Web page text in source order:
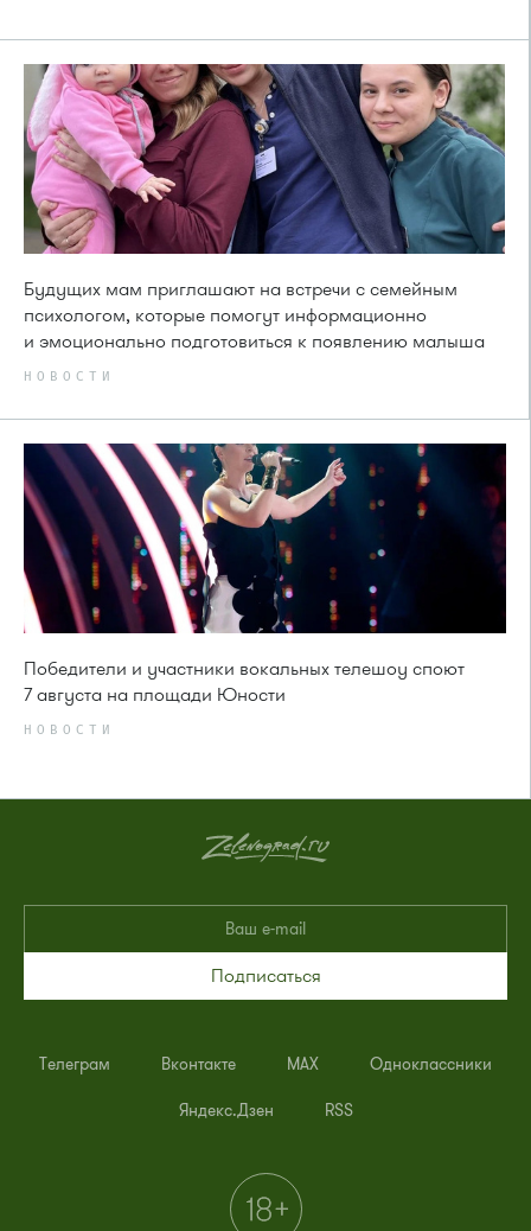
Будущих мам приглашают на встречи с семейным
психологом, которые помогут информационно
и эмоционально подготовиться к появлению малыша
НОВОСТИ
Победители и участники вокальных телешоу споют
7 августа на площади Юности
НОВОСТИ
Подписаться
Телеграм Вконтакте MAX Одноклассники
Яндекс.Дзен RSS